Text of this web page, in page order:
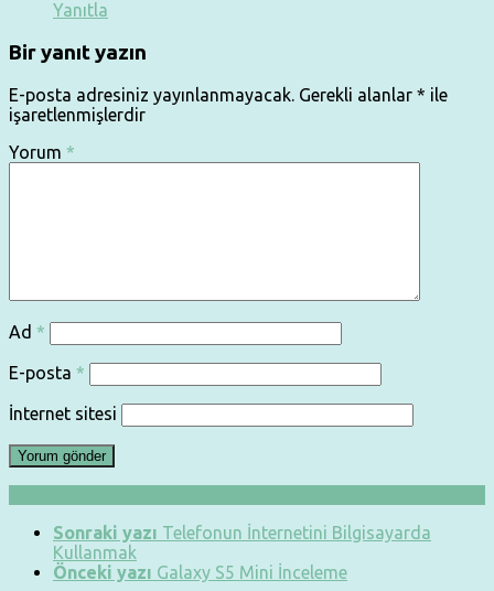
Yanıtla
Bir yanıt yazın
E-posta adresiniz yayınlanmayacak. Gerekli alanlar * ile
işaretlenmişlerdir
Yorum *
Ad *
E-posta *
İnternet sitesi
Sonraki yazı Telefonun İnternetini Bilgisayarda
Kullanmak
Önceki yazı Galaxy S5 Mini İnceleme